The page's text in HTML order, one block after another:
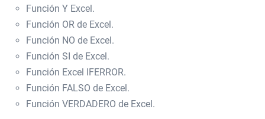
Función Y Excel.
Función OR de Excel.
Función NO de Excel.
Función SI de Excel.
Función Excel IFERROR.
Función FALSO de Excel.
Función VERDADERO de Excel.